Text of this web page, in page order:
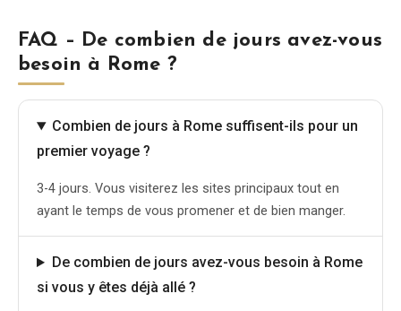
FAQ – De combien de jours avez-vous
besoin à Rome ?
Combien de jours à Rome suffisent-ils pour un
premier voyage ?
3-4 jours. Vous visiterez les sites principaux tout en
ayant le temps de vous promener et de bien manger.
De combien de jours avez-vous besoin à Rome
si vous y êtes déjà allé ?